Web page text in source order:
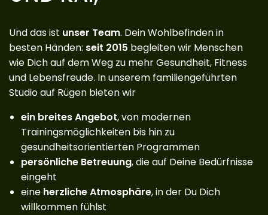
Und das ist unser Team. Dein Wohlbefinden in
besten Händen: seit 2015 begleiten wir Menschen
wie Dich auf dem Weg zu mehr Gesundheit, Fitness
und Lebensfreude. In unserem familiengeführten
Studio auf Rügen bieten wir
ein breites Angebot, von modernen
Trainingsmöglichkeiten bis hin zu
gesundheitsorientierten Programmen
persönliche Betreuung, die auf Deine Bedürfnisse
eingeht
eine herzliche Atmosphäre, in der Du Dich
willkommen fühlst